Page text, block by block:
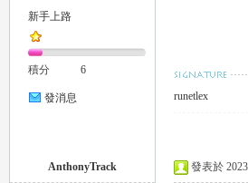
新手上路
積分 6
發消息 runetlex
AnthonyTrack 發表於